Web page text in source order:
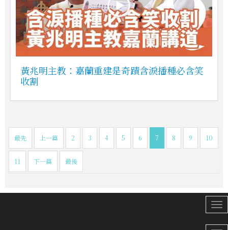
黃兆明主教：嘉蘭重建是奇蹟含淚播種必含笑
收割
最先 上一篇 2 3 4 5 6 7 8 9 10
11 下一篇 最後